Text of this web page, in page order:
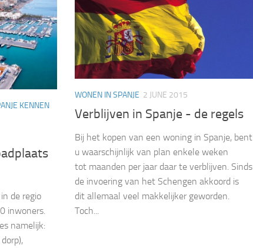
KENNEN
de regio
inwoners.
namelijk:
WONEN IN SPANJE 2 JUNE 2015
Verblijven in Spanje ­- de regels
Bij het kopen van een woning in Spanje, bent
u waarschijnlijk van plan enkele weken
tot maanden per jaar daar te verblijven. Sinds
de invoering van het Schengen akkoord is
dit allemaal veel makkelijker geworden.
Toch...